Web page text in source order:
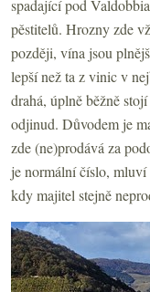
spadající pod
pěstitelů. Hrozny zde
později, vína jsou
lepší než ta z vinic v
drahá, úplně běžně
odjinud. Důvodem je
zde (ne)prodává za
je normální číslo,
kdy majitel stejně